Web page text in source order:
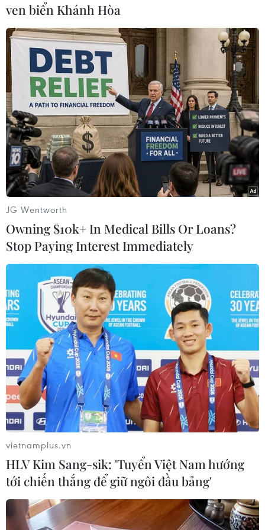
trong năm 2019. Quốc gia Đông Nam Á này dự
kiến sẽ xuất khẩu 2,16-2,88 triệu con lợn trong
năm 2020, một số lượng được cho là ở mức an
toàn và sẽ không tác động đến tiêu dùng nội
địa./.
(TTXVN/Vietnam+)
#xuất khẩu lợn #Thái Lan
#giá thịt lợn
#dịch tả lợn châu Phi
Thái Lan
Theo dõi VietnamPlus
TIN LIÊN QUAN
ven biển Khánh Hòa
JG Wentworth
Owning $10k+ In Medical Bills Or Loans?
Stop Paying Interest Immediately
vietnamplus.vn
HLV Kim Sang-sik: 'Tuyển Việt Nam hướng
tới chiến thắng để giữ ngôi đầu bảng'